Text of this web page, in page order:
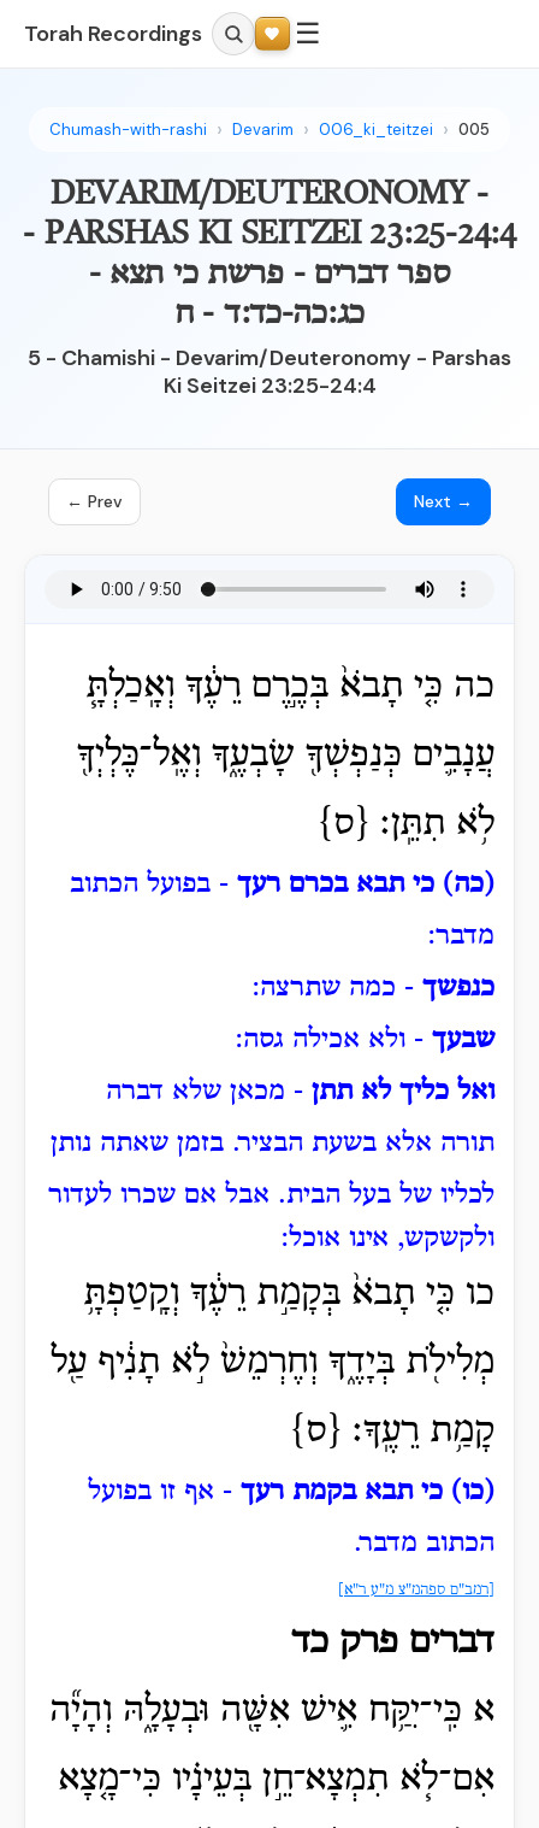
Torah Recordings ☰
Chumash-with-rashi Devarim 006_ki_teitzei 005
DEVARIM/DEUTERONOMY -
PARSHAS KI SEITZEI 23:25-24:4 -
ספר דברים - פרשת כי תצא -
כג:כה-כד:ד - ח
5 - Chamishi - Devarim/Deuteronomy - Parshas
Ki Seitzei 23:25-24:4
← Prev Next →
כה כִּ֤י תָבֹא֙ בְּכֶ֣רֶם רֵעֶ֔ךָ וְאָֽכַלְתָּ֧
עֲנָבִ֛ים כְּנַפְשְׁךָ֖ שָׂבְעֶ֑ךָ וְאֶֽל־כֶּלְיְךָ֖
לֹ֥א תִתֵּֽן׃ {ס}
(כה) כי תבא בכרם רעך - בפועל הכתוב
מדבר:
כנפשך - כמה שתרצה:
שבעך - ולא אכילה גסה:
ואל כליך לא תתן - מכאן שלא דברה
תורה אלא בשעת הבציר. בזמן שאתה נותן
לכליו של בעל הבית. אבל אם שכרו לעדור
ולקשקש, אינו אוכל:
כו כִּ֤י תָבֹא֙ בְּקָמַ֣ת רֵעֶ֔ךָ וְקָֽטַפְתָּ֥
מְלִילֹ֖ת בְּיָדֶ֑ךָ וְחֶרְמֵשׁ֙ לֹ֣א תָנִ֔יף עַ֖ל
קָמַ֥ת רֵעֶֽךָ׃ {ס}
(כו) כי תבא בקמת רעך - אף זו בפועל
הכתוב מדבר.
[רמב"ם ספהמ"צ מ"ע ר"א]
דברים פרק כד
א כִּֽי־יִקַּ֥ח אִ֛ישׁ אִשָּׁ֖ה וּבְעָלָ֑הּ וְהָיָ֞ה
אִם־לֹ֧א תִמְצָא־חֵ֣ן בְּעֵינָ֗יו כִּי־מָ֤צָא